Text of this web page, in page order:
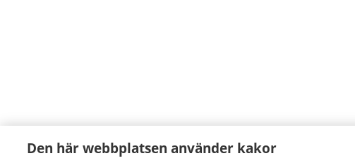
Den här webbplatsen använder kakor